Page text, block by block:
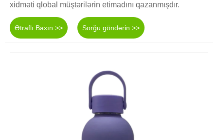
xidməti qlobal müştərilərin etimadını qazanmışdır.
Ətraflı Baxın >> Sorğu göndərin >>